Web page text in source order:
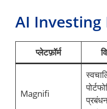
AI Investing
प्लेटफ़ॉर्म
Magnifi